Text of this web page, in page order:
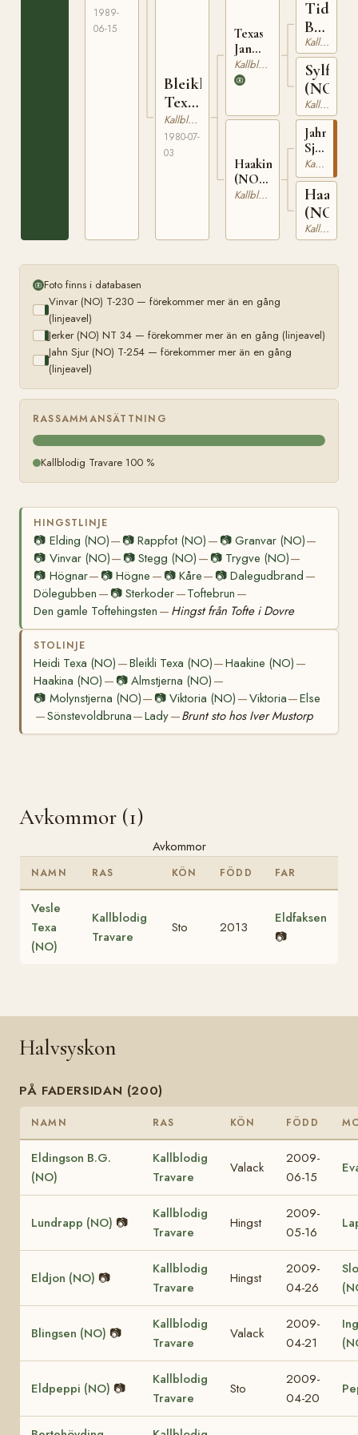
1989-
06-15
Bleikli
Texa
(NO)
Kallblodig Travare
1980-07-
03
Texas
Jan
(NO)
N
Kallblodig Travare
Haakine
(NO)
T-
Kallblodig Travare
Best
(NO)
Kallblodig Travare
(NO)
Kallblodig Travare
Jahn
Sjur
(NO)
T-
254
Kallblodig Travare
(NO)
Kallblodig Travare
Foto finns i databasen
Vinvar (NO) T-230 — förekommer mer än en gång
(linjeavel)
Jerker (NO) NT 34 — förekommer mer än en gång (linjeavel)
Jahn Sjur (NO) T-254 — förekommer mer än en gång
(linjeavel)
RASSAMMANSÄTTNING
Kallblodig Travare 100 %
HINGSTLINJE
📷 Elding (NO)— 📷Rappfot (NO) — 📷 Granvar (NO)—
📷 Vinvar (NO)— 📷Stegg (NO) — 📷 Trygve (NO)—
📷 Högnar— 📷Högne — 📷 Kåre— 📷 Dalegudbrand —
Dölegubben — 📷Sterkoder—Toftebrun —
Den gamle Toftehingsten — Hingst från Tofte i Dovre
STOLINJE
Heidi Texa (NO) —Bleikli Texa (NO)—Haakine (NO) —
Haakina (NO) — 📷Almstjerna (NO) —
📷 Molynstjerna (NO)— 📷Viktoria (NO) —Viktoria—Else
—Sönstevoldbruna—Lady—Brunt sto hos Iver Mustorp
Avkommor (1)
Avkommor
NAMN RAS KÖN FÖDD FAR
Vesle
Texa
(NO)
Kallblodig
Travare
Sto 2013
Eldfaksen
📷
Halvsyskon
PÅ FADERSIDAN (200)
NAMN RAS KÖN FÖDD
Eldingson B.G.
(NO)
Kallblodig
Travare
Valack
2009-
06-15
Lundrapp (NO) 📷
Kallblodig
Travare
Hingst
2009-
05-16
Eldjon (NO) 📷
Kallblodig
Travare
Hingst
2009-
04-26
Blingsen (NO) 📷
Kallblodig
Travare
Valack
2009-
04-21
Eldpeppi (NO) 📷
Kallblodig
Travare
Sto
2009-
04-20